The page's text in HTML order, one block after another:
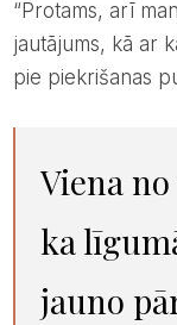
“Protams, arī man kā kāzu fotogrāfam rodas
jautājums, kā ar
pie piekrišanas
Viena no versijām varētu būt,
ka
jauno